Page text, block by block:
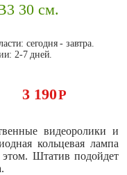
30 см.
сегодня - завтра.
2-7 дней.
3 190Р
видеоролики и
кольцевая лампа
Штатив подойдет